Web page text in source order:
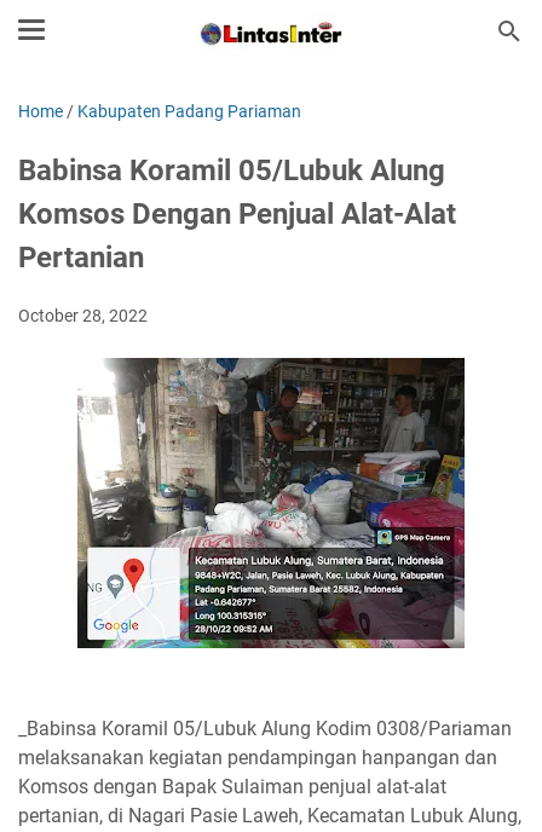
Home / Kabupaten Padang Pariaman
Babinsa Koramil 05/Lubuk Alung
Komsos Dengan Penjual Alat-Alat
Pertanian
October 28, 2022
_Babinsa Koramil 05/Lubuk Alung Kodim 0308/Pariaman
melaksanakan kegiatan pendampingan hanpangan dan
Komsos dengan Bapak Sulaiman penjual alat-alat
pertanian, di Nagari Pasie Laweh, Kecamatan Lubuk Alung,